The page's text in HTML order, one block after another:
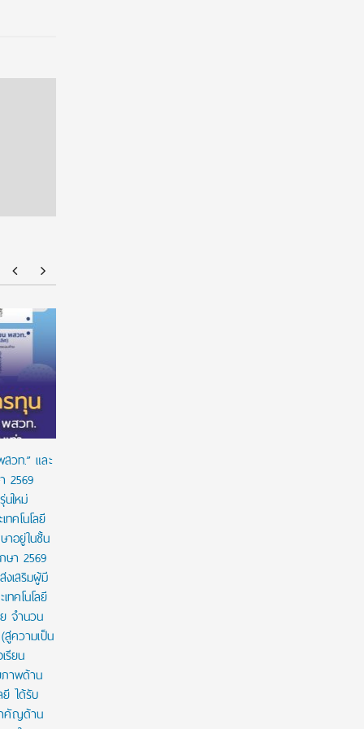
วท.” และ
2569
ใหม่
คโนโลยี
าอยู่ในชั้น
ษา 2569
เสริมผู้มี
ทคโนโลยี
จำนวน
ความเป็น
รียน
ภาพด้าน
ได้รับ
คัญด้าน